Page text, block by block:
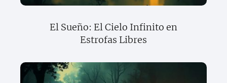
El Sueño: El Cielo Infinito en
Estrofas Libres